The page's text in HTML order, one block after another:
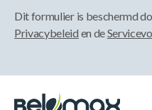
Dit formulier is beschermd
Privacybeleid en de